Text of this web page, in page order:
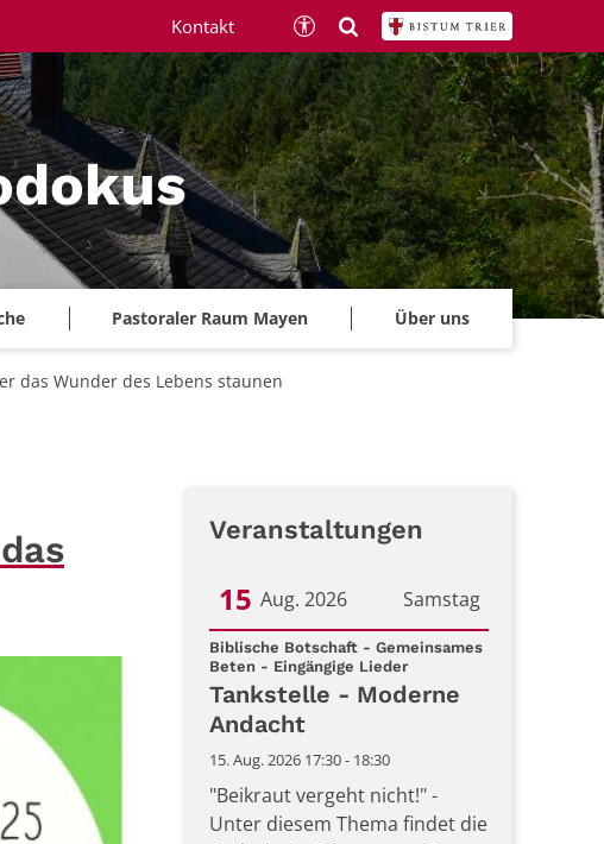
Pastoraler Raum Mayen Über uns
Kontakt
das Wunder des Lebens staunen
Veranstaltungen
Samstag
15 Aug. 2026
Datum: 15. August 2026
Biblische Botschaft - Gemeinsames
Beten - Eingängige Lieder:
Tankstelle - Moderne
Andacht
15. Aug. 2026 17:30 - 18:30
"Beikraut vergeht nicht!" -
Unter diesem Thema findet die